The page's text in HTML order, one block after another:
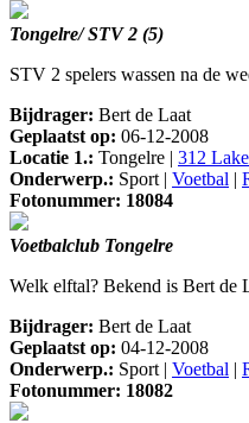
Tongelre/ STV 2 (5)
STV 2 spelers wassen na de
Bijdrager: Bert de Laat
Geplaatst op: 06-12-2008
Locatie 1.: Tongelre | 312
Onderwerp.: Sport | Voetbal |
Fotonummer: 18084
Voetbalclub Tongelre
Welk elftal? Bekend is Bert de
Bijdrager: Bert de Laat
Geplaatst op: 04-12-2008
Onderwerp.: Sport | Voetbal |
Fotonummer: 18082